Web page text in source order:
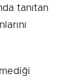
tanıtan